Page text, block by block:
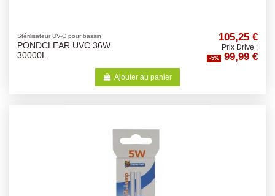
Stérilisateur UV-C pour bassin
PONDCLEAR UVC 36W
30000L
105,25 €
Prix Drive :
-5% 99,99 €
Ajouter au panier